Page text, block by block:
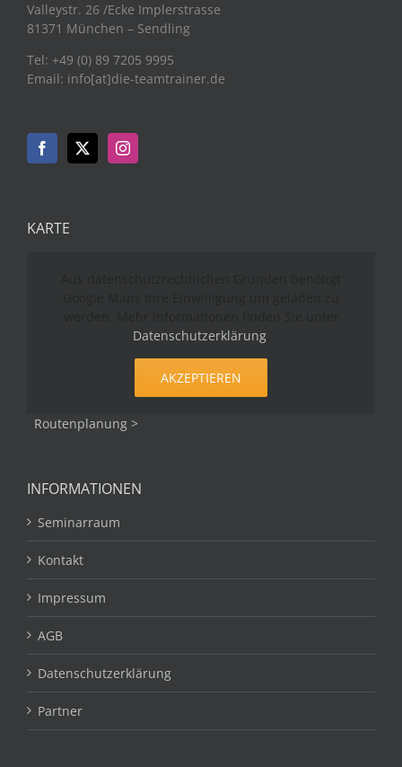
Valleystr. 26 /Ecke Implerstrasse
81371 München – Sendling
Tel: +49 (0) 89 7205 9995
Email: info[at]die-teamtrainer.de
KARTE
Datenschutzerklärung.
AKZEPTIEREN
Routenplanung >
INFORMATIONEN
Seminarraum
Kontakt
Impressum
AGB
Datenschutzerklärung
Partner